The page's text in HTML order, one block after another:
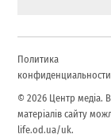
Политика
конфиденциальности
© 2026 Центр медіа.
матеріалів сайту
life.od.ua/uk.